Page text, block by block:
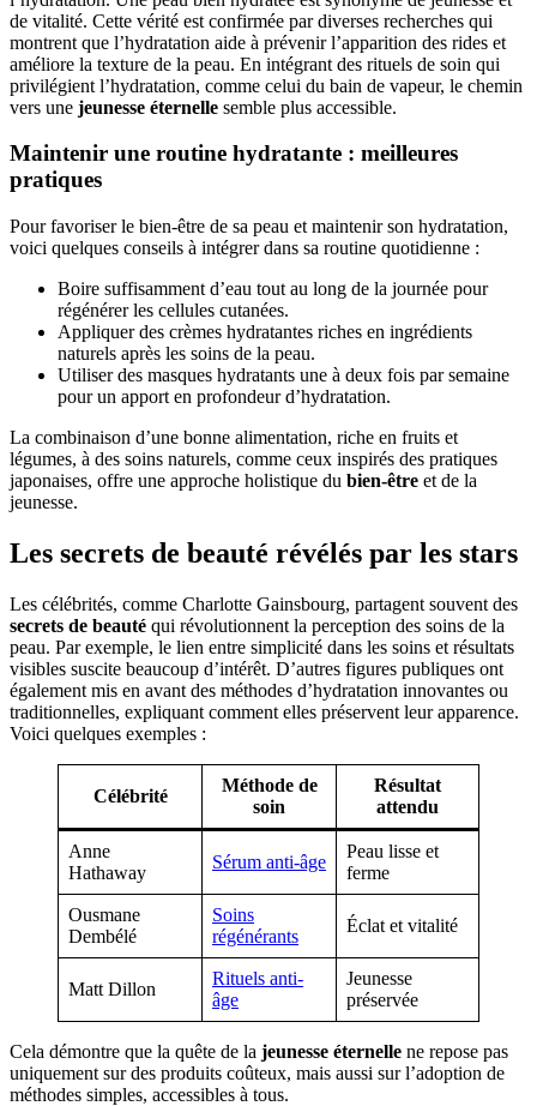
de vitalité. Cette vérité est confirmée par diverses recherches qui
montrent que l’hydratation aide à prévenir l’apparition des rides et
améliore la texture de la peau. En intégrant des rituels de soin qui
privilégient l’hydratation, comme celui du bain de vapeur, le chemin
vers une jeunesse éternelle semble plus accessible.
Maintenir une routine hydratante : meilleures
pratiques
Pour favoriser le bien-être de sa peau et maintenir son hydratation,
voici quelques conseils à intégrer dans sa routine quotidienne :
Boire suffisamment d’eau tout au long de la journée pour
régénérer les cellules cutanées.
Appliquer des crèmes hydratantes riches en ingrédients
naturels après les soins de la peau.
Utiliser des masques hydratants une à deux fois par semaine
pour un apport en profondeur d’hydratation.
La combinaison d’une bonne alimentation, riche en fruits et
légumes, à des soins naturels, comme ceux inspirés des pratiques
japonaises, offre une approche holistique du bien-être et de la
jeunesse.
Les secrets de beauté révélés par les stars
Les célébrités, comme Charlotte Gainsbourg, partagent souvent des
secrets de beauté qui révolutionnent la perception des soins de la
peau. Par exemple, le lien entre simplicité dans les soins et résultats
visibles suscite beaucoup d’intérêt. D’autres figures publiques ont
également mis en avant des méthodes d’hydratation innovantes ou
traditionnelles, expliquant comment elles préservent leur apparence.
Voici quelques exemples :
Célébrité
Méthode de
soin
Résultat
attendu
Anne
Hathaway
Sérum anti-âge
Peau lisse et
ferme
Ousmane
Dembélé
Soins
régénérants
Éclat et vitalité
Matt Dillon
Rituels anti-
âge
Jeunesse
préservée
Cela démontre que la quête de la jeunesse éternelle ne repose pas
uniquement sur des produits coûteux, mais aussi sur l’adoption de
méthodes simples, accessibles à tous.